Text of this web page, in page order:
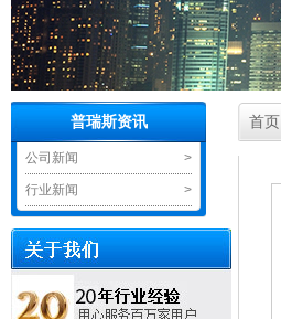
普瑞斯资讯
>
公司新闻
>
行业新闻
首页